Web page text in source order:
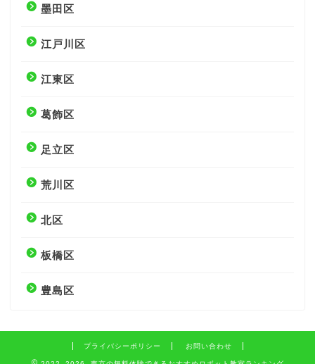
墨田区
江戸川区
江東区
葛飾区
足立区
荒川区
北区
板橋区
豊島区
プライバシーポリシー お問い合わせ